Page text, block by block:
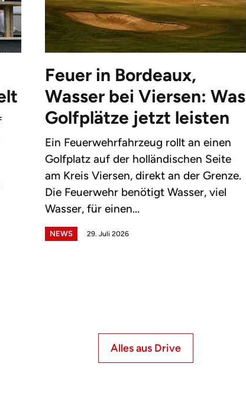
Feuer in Bordeaux,
Wasser bei Viersen: Was
Golfplätze jetzt leisten
Ein Feuerwehrfahrzeug rollt an einen
Golfplatz auf der holländischen Seite
am Kreis Viersen, direkt an der Grenze.
Die Feuerwehr benötigt Wasser, viel
Wasser, für einen...
NEWS 29. Juli 2026
Alles aus Drive